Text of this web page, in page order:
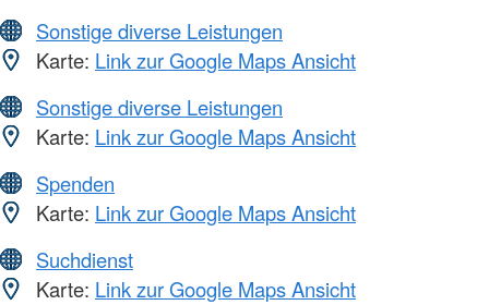
Sonstige diverse Leistungen
Karte: Link zur Google Maps Ansicht
Sonstige diverse Leistungen
Karte: Link zur Google Maps Ansicht
Spenden
Karte: Link zur Google Maps Ansicht
Suchdienst
Karte: Link zur Google Maps Ansicht